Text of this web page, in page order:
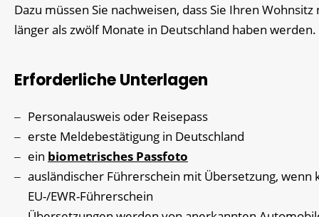
Dazu müssen Sie nachweisen, dass Sie Ihren Wohnsitz
länger als zwölf Monate in Deutschland haben werden.
Erforderliche Unterlagen
Personalausweis oder Reisepass
erste Meldebestätigung in Deutschland
ein biometrisches Passfoto
ausländischer Führerschein mit Übersetzung, wenn
EU-/EWR-Führerschein